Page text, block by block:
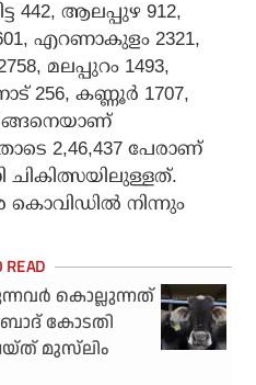
442, ആലപ്പുഴ 912,
എറണാകുളം 2321,
മലപ്പുറം 1493,
256, കണ്ണൂര്‍ 1707,
2,46,437 പേരാണ്
ചികിത്സയിലുള്ളത്.
കൊവിഡില്‍ നിന്നും
കൊല്ലുന്നത്
കോടതി
മുസ്‌ലിം